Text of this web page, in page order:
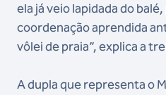
ela já veio lapidada do
coordenação aprendida
vôlei de praia”, explica a
A dupla que representa o